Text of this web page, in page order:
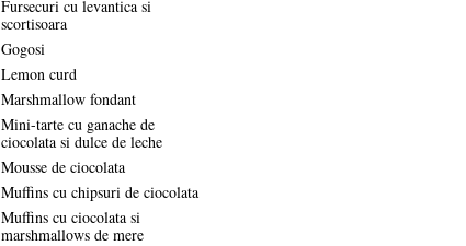
Fursecuri cu levantica si
scortisoara
Gogosi
Lemon curd
Marshmallow fondant
Mini-tarte cu ganache de
ciocolata si dulce de leche
Mousse de ciocolata
Muffins cu chipsuri de ciocolata
Muffins cu ciocolata si
marshmallows de mere